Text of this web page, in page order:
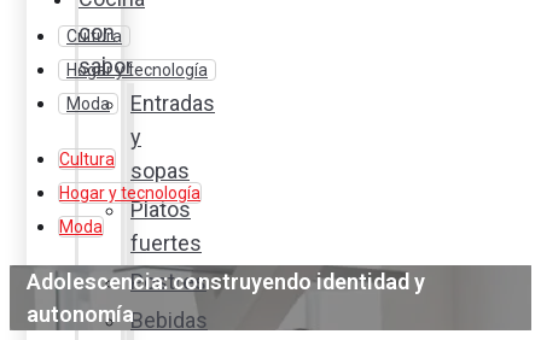
con
sabor
Entradas
y
sopas
Platos
fuertes
Postres
Bebidas
Cultura
Hogar y tecnología
Moda
Cultura
Hogar y tecnología
Moda
Adolescencia: construyendo identidad y
autonomía